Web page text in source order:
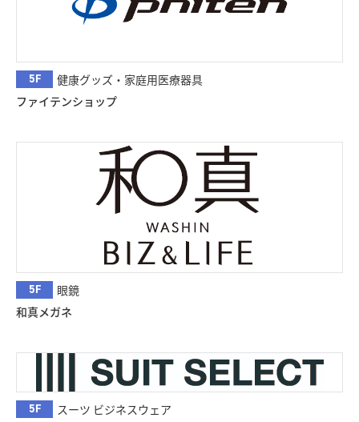
5F
健康グッズ・家庭用医療器具
ファイテンショップ
5F
眼鏡
和真メガネ
5F
スーツ ビジネスウェア